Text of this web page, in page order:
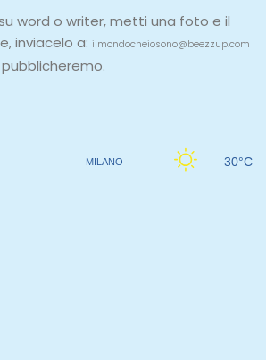
word o writer, metti una foto e il
inviacelo a: ilmondocheiosono@beezzup.com
pubblicheremo.